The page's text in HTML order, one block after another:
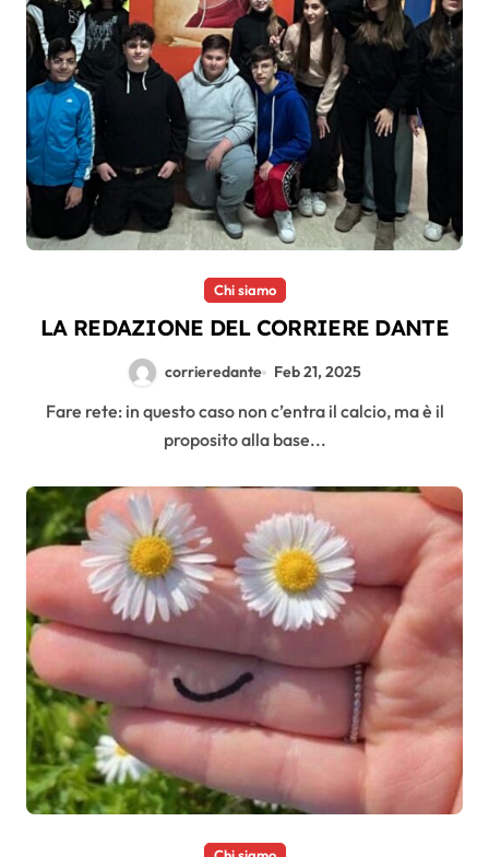
Chi siamo
LA REDAZIONE DEL CORRIERE DANTE
corrieredante Feb 21, 2025
Fare rete: in questo caso non c’entra il calcio, ma è il
proposito alla base...